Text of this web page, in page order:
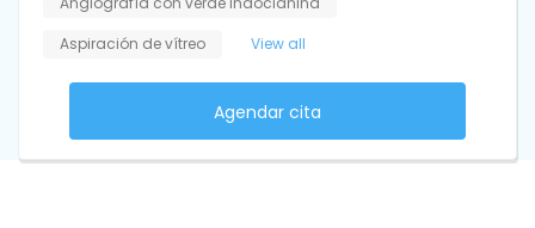
Aspiración de vítreo
View all
Agendar cita